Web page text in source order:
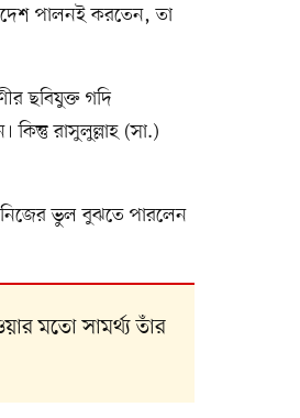
পালনই করতেন, তা
ছবিযুক্ত গদি
রাসুলুল্লাহ (সা.)
নিজের ভুল বুঝতে পারলেন
মতো সামর্থ্য তাঁর